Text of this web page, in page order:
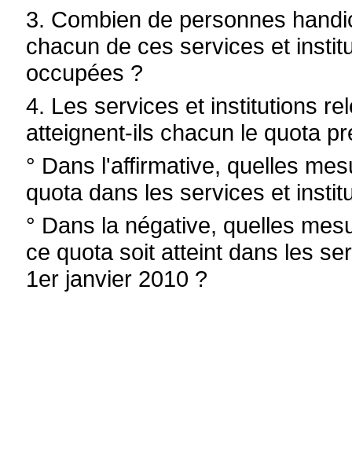
3. Combien de personnes
chacun de ces services et
occupées ?
4. Les services et institutions
atteignent-ils chacun le quota
° Dans l'affirmative, quelles
quota dans les services et
° Dans la négative, quelles
ce quota soit atteint dans les
1er janvier 2010 ?